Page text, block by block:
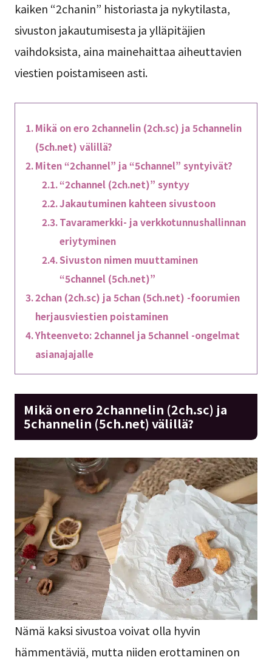
kaiken “2chanin” historiasta ja nykytilasta,
sivuston jakautumisesta ja ylläpitäjien
vaihdoksista, aina mainehaittaa aiheuttavien
viestien poistamiseen asti.
Mikä on ero 2channelin (2ch.sc) ja 5channelin
(5ch.net) välillä?
Miten “2channel” ja “5channel” syntyivät?
“2channel (2ch.net)” syntyy
Jakautuminen kahteen sivustoon
Tavaramerkki- ja verkkotunnushallinnan
eriytyminen
Sivuston nimen muuttaminen
“5channel (5ch.net)”
2chan (2ch.sc) ja 5chan (5ch.net) -foorumien
herjausviestien poistaminen
Yhteenveto: 2channel ja 5channel -ongelmat
asianajajalle
Mikä on ero 2channelin (2ch.sc) ja
5channelin (5ch.net) välillä?
Nämä kaksi sivustoa voivat olla hyvin
hämmentäviä, mutta niiden erottaminen on